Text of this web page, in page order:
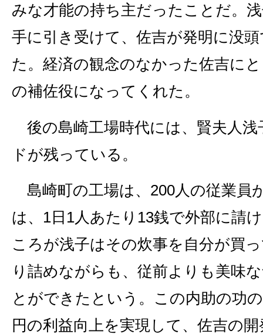
みな才能の持ち主だったことだ。
手に引き受けて、佐吉が発明に没
た。経済の観念のなかった佐吉に
の補佐役になってくれた。
後の島崎工場時代には、賢夫人
ドが残っている。
島崎町の工場は、200人の従業員
は、1日1人あたり13銭で外部に請
ころが浅子はその炊事を自分が買
り詰めながらも、従前よりも美味
とができたという。この内助の功
円の利益向上を実現して、佐吉の